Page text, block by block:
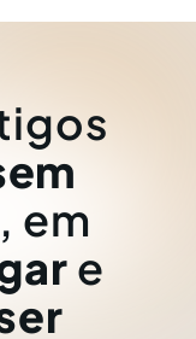
, em
e